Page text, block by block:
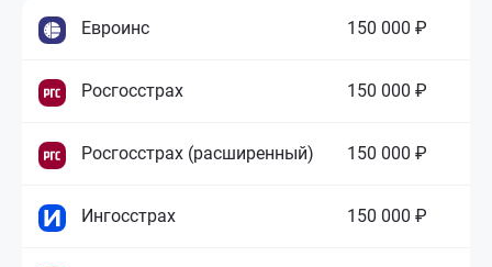
Евроинс 150 000 ₽
Росгосстрах 150 000 ₽
Росгосстрах (расширенный) 150 000 ₽
Ингосстрах 150 000 ₽